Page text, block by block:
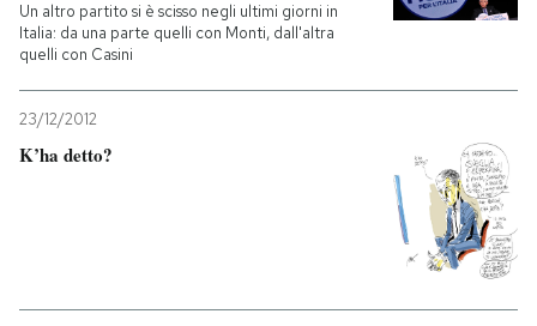
Un altro partito si è scisso negli ultimi giorni in
Italia: da una parte quelli con Monti, dall'altra
quelli con Casini
23/12/2012
K’ha detto?